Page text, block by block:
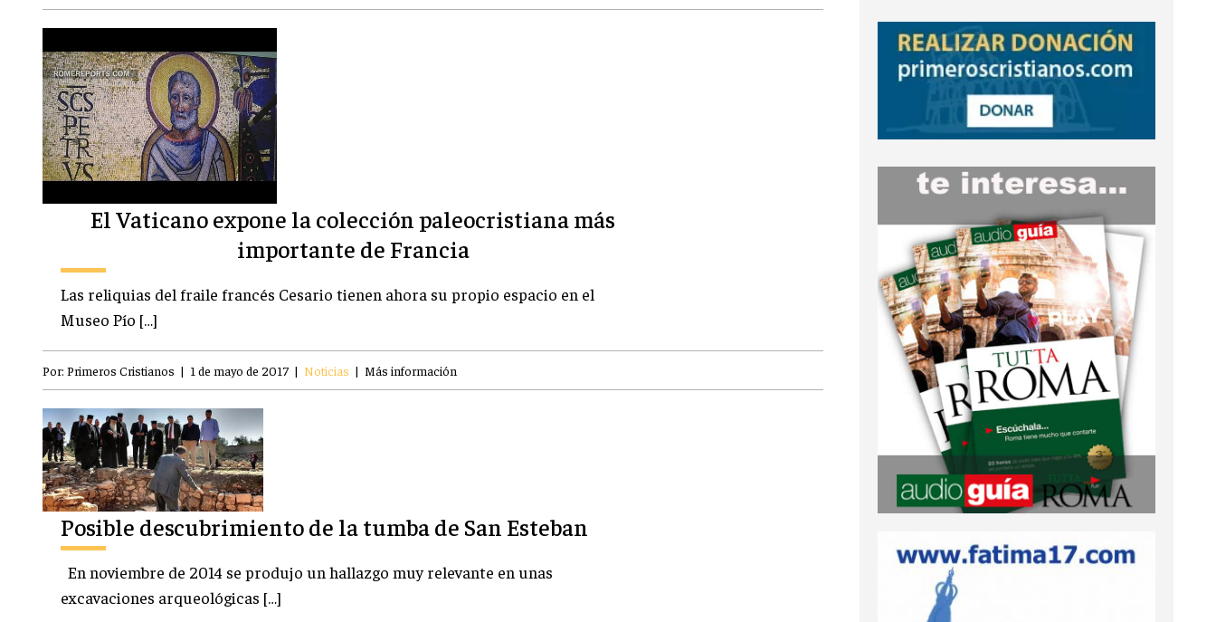
El Vaticano expone la colección paleocristiana más
importante de Francia
Las reliquias del fraile francés Cesario tienen ahora su propio espacio en el
Museo Pío […]
Por: Primeros Cristianos | 1 de mayo de 2017 | Noticias | Más información
Posible descubrimiento de la tumba de San Esteban
En noviembre de 2014 se produjo un hallazgo muy relevante en unas
excavaciones arqueológicas […]